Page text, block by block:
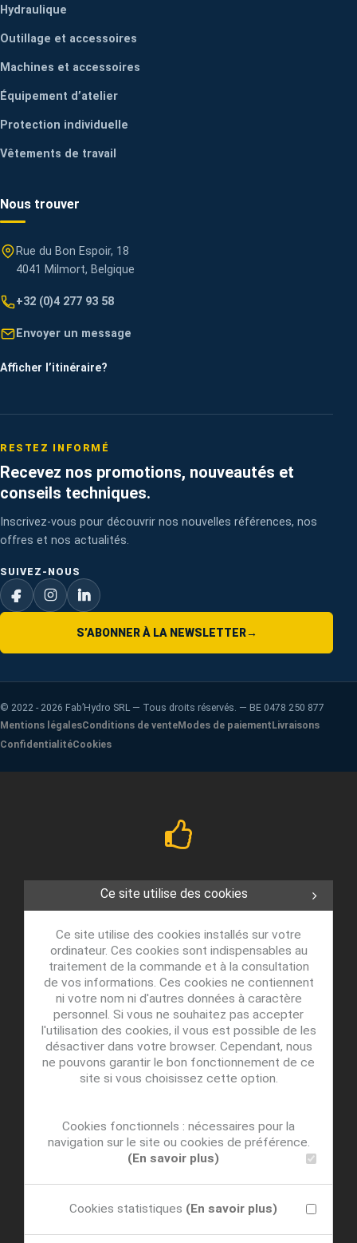
Hydraulique
Outillage et accessoires
Machines et accessoires
Équipement d’atelier
Protection individuelle
Vêtements de travail
Nous trouver
Rue du Bon Espoir, 18
4041 Milmort, Belgique
+32 (0)4 277 93 58
Envoyer un message
Afficher l’itinéraire?
RESTEZ INFORMÉ
Recevez nos promotions, nouveautés et
conseils techniques.
Inscrivez-vous pour découvrir nos nouvelles références, nos
offres et nos actualités.
SUIVEZ-NOUS
S’ABONNER À LA NEWSLETTER→
© 2022 - 2026 Fab’Hydro SRL — Tous droits réservés. — BE 0478 250 877
Mentions légalesConditions de venteModes de paiementLivraisons
ConfidentialitéCookies
Ce site utilise des cookies
Ce site utilise des cookies installés sur votre
ordinateur. Ces cookies sont indispensables au
traitement de la commande et à la consultation
de vos informations. Ces cookies ne contiennent
ni votre nom ni d'autres données à caractère
personnel. Si vous ne souhaitez pas accepter
l'utilisation des cookies, il vous est possible de les
désactiver dans votre browser. Cependant, nous
ne pouvons garantir le bon fonctionnement de ce
site si vous choisissez cette option.
Cookies fonctionnels : nécessaires pour la
navigation sur le site ou cookies de préférence.
(En savoir plus)
Cookies statistiques (En savoir plus)